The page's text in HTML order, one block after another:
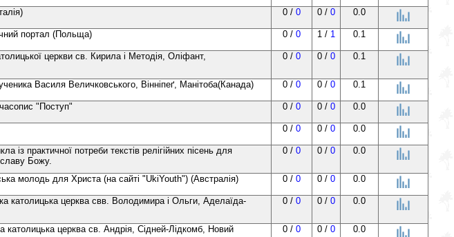
0 / 0 0 / 0 0.0
портал (Польща) 0 / 0 1 / 1 0.1
церкви св. Кирила і Методія, Оліфант,
0 / 0 0 / 0 0.1
Василя Величковського, Вінніпеґ, Манітоба(Канада) 0 / 0 0 / 0 0.1
"Поступ" 0 / 0 0 / 0 0.0
0 / 0 0 / 0 0.0
із практичної потреби текстів релігійних пісень для
славу Божу.
0 / 0 0 / 0 0.0
молодь для Христа (на сайті "UkiYouth") (Австралія) 0 / 0 0 / 0 0.0
католицька церква свв. Володимира і Ольги, Аделаїда-
0 / 0 0 / 0 0.0
католицька церква св. Андрія, Сідней-Лідкомб, Новий
0 / 0 0 / 0 0.0